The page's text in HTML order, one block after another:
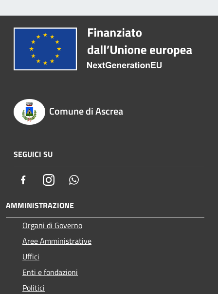
Comune di Ascrea
SEGUICI SU
FacebookInstagram
AMMINISTRAZIONE
Organi di Governo
Aree Amministrative
Uffici
Enti e fondazioni
Politici